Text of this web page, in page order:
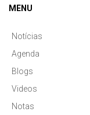
MENU
Notícias
Agenda
Blogs
Videos
Notas